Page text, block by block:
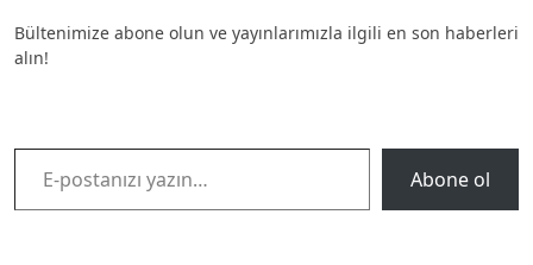
Bültenimize abone olun ve yayınlarımızla ilgili en son haberleri
alın!
E-postanızı yazın…
Abone ol